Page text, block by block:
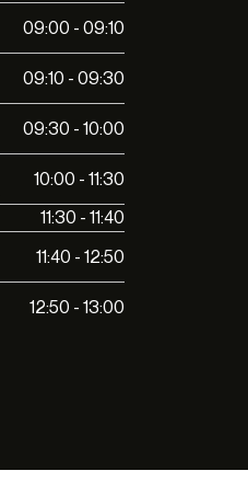
09:00 - 09:10
09:10 - 09:30
09:30 - 10:00
10:00 - 11:30
11:30 - 11:40
11:40 - 12:50
12:50 - 13:00